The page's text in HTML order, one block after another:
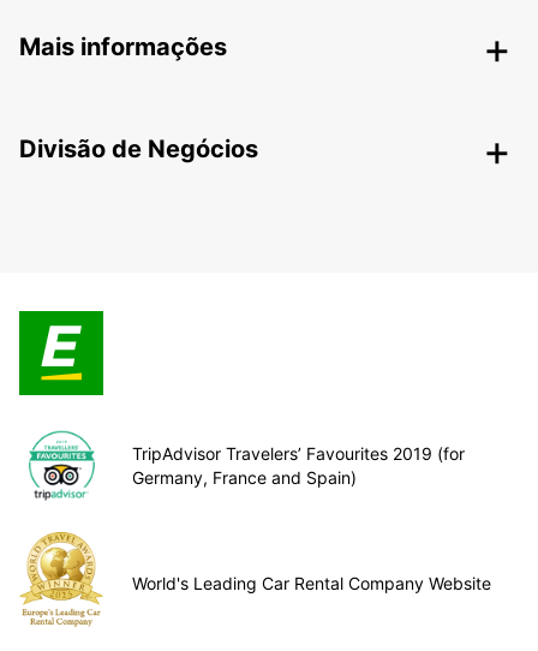
Mais informações
Divisão de Negócios
TripAdvisor Travelers’ Favourites 2019 (for
Germany, France and Spain)
World's Leading Car Rental Company Website